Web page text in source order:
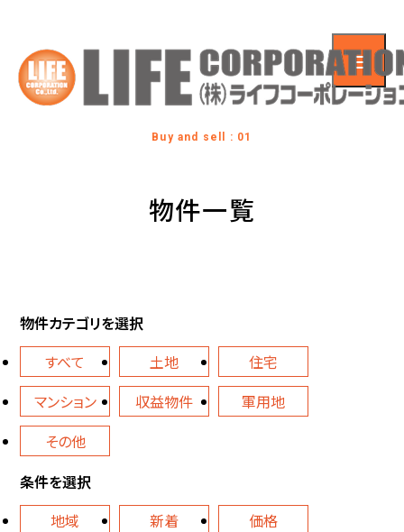
Buy and sell : 01
物件一覧
物件カテゴリを選択
すべて
土地
住宅
マンション
収益物件
軍用地
その他
条件を選択
地域
新着
価格